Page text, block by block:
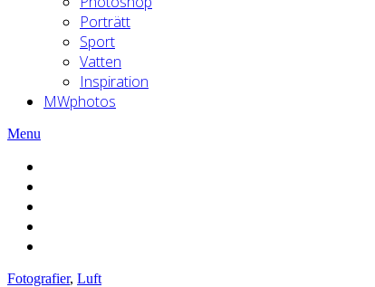
Porträtt
Sport
Vatten
Inspiration
MWphotos
Menu
Fotografier, Luft